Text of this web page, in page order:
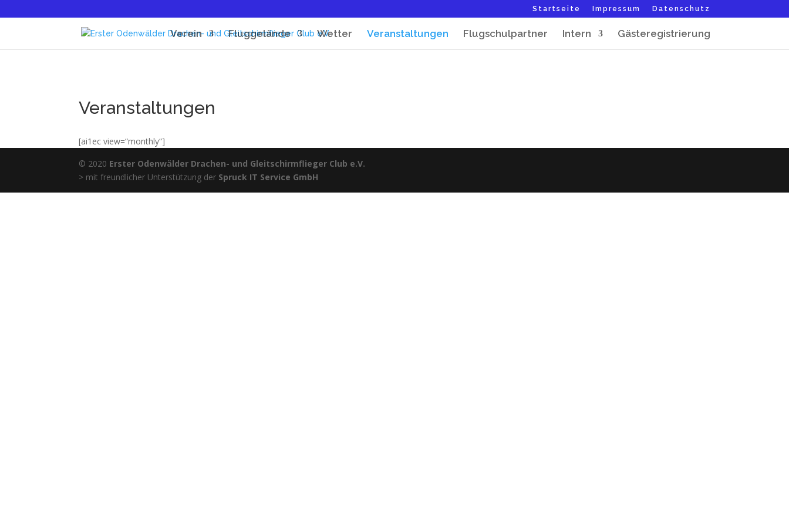
Startseite Impressum Datenschutz
Verein Fluggelände Wetter Veranstaltungen Flugschulpartner Intern Gästeregistrierung
Veranstaltungen
[ai1ec view=“monthly“]
© 2020 Erster Odenwälder Drachen- und Gleitschirmflieger Club e.V.
> mit freundlicher Unterstützung der Spruck IT Service GmbH